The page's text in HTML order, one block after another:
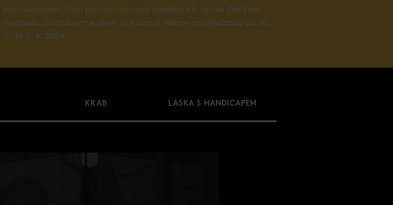
profesionálům, kteří pomohli vytvořit úspěšný 63. ročník Zlín Film
Festivalu. Gratulujeme všem vítězům a těšíme na shledanou od 30.
5. do 5. 6. 2024.
KRAB LÁSKA S HANDICAPEM